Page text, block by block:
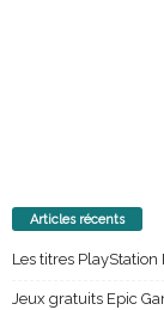
Articles récents
Les titres PlayStation
Jeux gratuits Epic